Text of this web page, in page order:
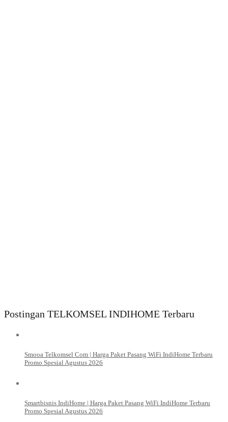
Postingan TELKOMSEL INDIHOME Terbaru
Smooa Telkomsel Com | Harga Paket Pasang WiFi IndiHome Terbaru
Promo Spesial Agustus 2026
Smartbisnis IndiHome | Harga Paket Pasang WiFi IndiHome Terbaru
Promo Spesial Agustus 2026